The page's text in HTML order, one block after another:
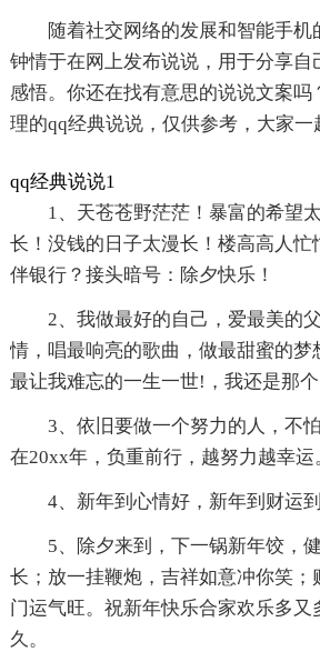
随着社交网络的发展和智能手机
钟情于在网上发布说说，用于分享自
感悟。你还在找有意思的说说文案吗
理的qq经典说说，仅供参考，大家一
qq经典说说1
1、天苍苍野茫茫！暴富的希望
长！没钱的日子太漫长！楼高高人忙
伴银行？接头暗号：除夕快乐！
2、我做最好的自己，爱最美的
情，唱最响亮的歌曲，做最甜蜜的梦
最让我难忘的一生一世!，我还是那
3、依旧要做一个努力的人，不
在20xx年，负重前行，越努力越幸运
4、新年到心情好，新年到财运
5、除夕来到，下一锅新年饺，
长；放一挂鞭炮，吉祥如意冲你笑；
门运气旺。祝新年快乐合家欢乐多又
久。